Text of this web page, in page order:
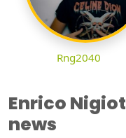
Rng2040
Enrico
news